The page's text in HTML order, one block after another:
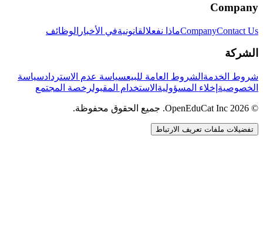
Company
CompanyContact Us ماذا نفعلالقانونيةفي الأخبار الوظائف
الشركة
شروط الخدمة الشروط العامة للبيعسياسة عدم الاستردادسياسة
الخصوصية إخلاء المسؤولية الاستخدام المقبولرخصة المجتمع
© 2026 OpenEduCat Inc. جميع الحقوق محفوظة.
تفضيلات ملفات تعريف الارتباط